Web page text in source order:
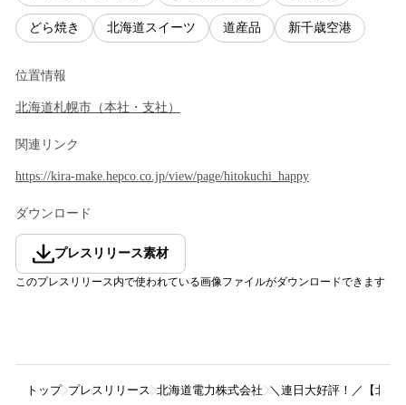
どら焼き 北海道スイーツ 道産品 新千歳空港
位置情報
北海道札幌市 （本社・支社 ）
関連リンク
https://kira-make.hepco.co.jp/view/page/hitokuchi_happy
ダウンロード
プレスリリース素材
このプレスリリース内で使われている画像ファイルがダウンロードできます
トップ プレスリリース 北海道電力株式会社 ＼連日大好評！／【北海